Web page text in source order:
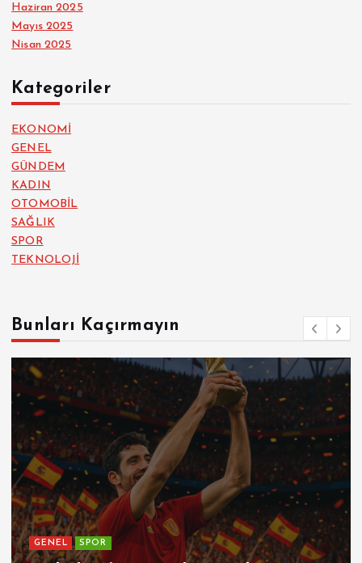
Haziran 2025
Mayıs 2025
Nisan 2025
Kategoriler
EKONOMİ
GENEL
GÜNDEM
KADIN
OTOMOBİL
SAĞLIK
SPOR
TEKNOLOJİ
Bunları Kaçırmayın
GENEL SPOR